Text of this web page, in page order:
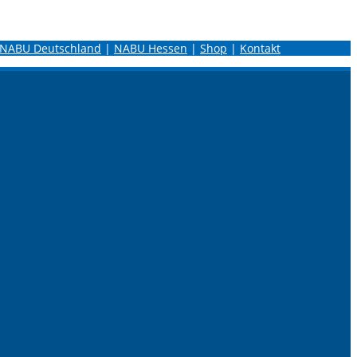
NABU Deutschland | NABU Hessen | Shop | Kontakt